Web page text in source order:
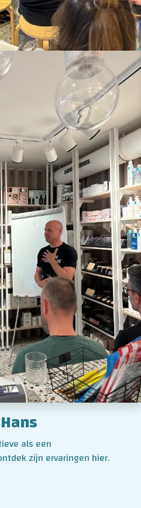
als een
zijn ervaringen hier.